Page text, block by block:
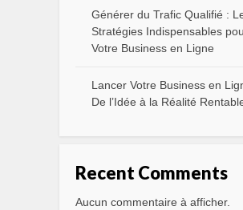
Générer du Trafic Qualifié :
Stratégies Indispensables
Votre Business en Ligne
Lancer Votre Business en
De l’Idée à la Réalité
Recent Comments
Aucun commentaire à afficher.